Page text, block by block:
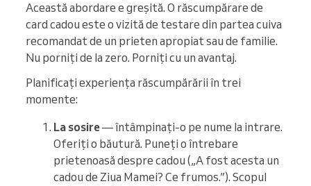
Această abordare e greșită. O răscumpărare de
card cadou este o vizită de testare din partea cuiva
recomandat de un prieten apropiat sau de familie.
Nu porniți de la zero. Porniți cu un avantaj.
Planificați experiența răscumpărării în trei
momente:
La sosire— întâmpinați-o pe nume la intrare.
Oferiți o băutură. Puneți o întrebare
prietenoasă despre cadou („A fost acesta un
cadou de Ziua Mamei? Ce frumos.”). Scopul